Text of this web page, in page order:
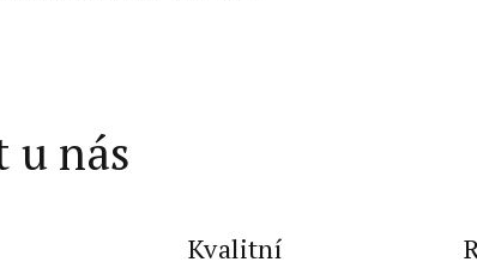
u nás
Kvalitní